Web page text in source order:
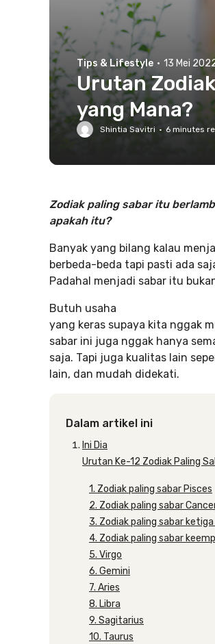
Tips & Lifestyle · 13 Mei
Urutan
yang Mana?
Shintia Savitri · 6 minutes
Zodiak paling sabar itu
apakah itu?
Banyak yang bilang kalau
berbeda-beda tapi pasti ada
Padahal menjadi sabar itu
Butuh usaha
yang keras supaya kita nggak
sabar ini juga nggak hanya
saja. Tapi juga kualitas lain
lain, dan mudah didekati.
Dalam artikel ini
Ini Dia
Urutan Ke-12 Zodiak Paling
1. Zodiak paling sabar Pisces
2. Zodiak paling sabar
3. Zodiak paling sabar
4. Zodiak paling sabar
5. Virgo
6. Gemini
7. Aries
8. Libra
9. Sagitarius
10. Taurus